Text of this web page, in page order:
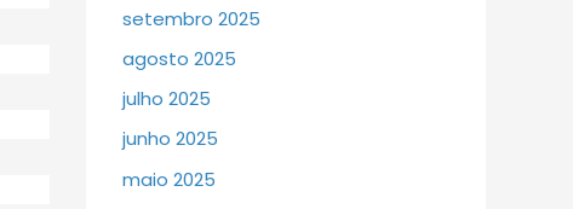
setembro 2025
agosto 2025
julho 2025
junho 2025
maio 2025